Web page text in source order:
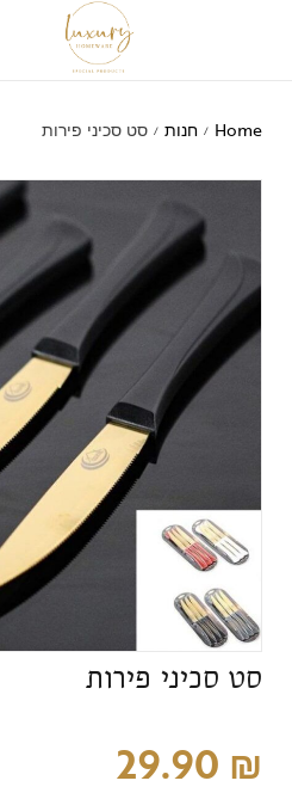
Home
/ חנות / סט סכיני פירות
סט סכיני פירות
29.90 ₪